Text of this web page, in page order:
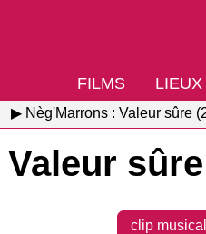
FILMS
Nèg'Marrons : Valeur sûre
sûre
clip musical